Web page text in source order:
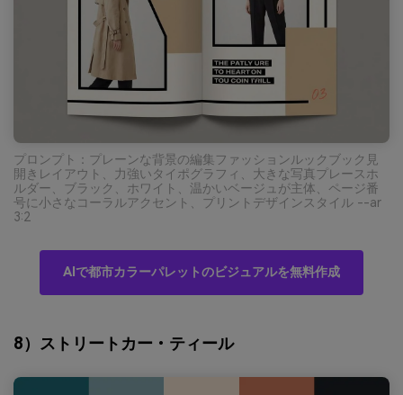
プロンプト：プレーンな背景の編集ファッションルックブック見
開きレイアウト、力強いタイポグラフィ、大きな写真プレースホ
ルダー、ブラック、ホワイト、温かいベージュが主体、ページ番
号に小さなコーラルアクセント、プリントデザインスタイル --ar
3:2
AIで都市カラーパレットのビジュアルを無料作成
8）ストリートカー・ティール